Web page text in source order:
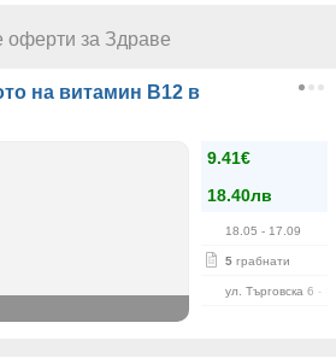
за Здраве
на витамин В12 в
9.41€
18.40лв
18.05 - 17.09
5 грабнати
ул. Търговска 6 - 8